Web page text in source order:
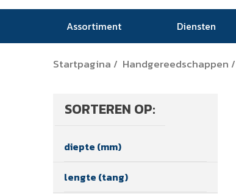
Assortiment Diensten
Startpagina / Handgereedschappen /
SORTEREN OP:
diepte (mm)
lengte (tang)